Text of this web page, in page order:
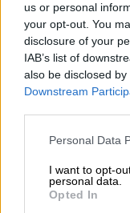
us or personal
your opt-out. You
disclosure of your
IAB’s list of
also be disclosed
Downstream
Please note that
not limited to your
grant or deny
use your data for
Personal Data
I want to opt-
personal data.
Opted In
Ο Ιταλός
κατηγορείται
εκατ. ευρώ
την πρώτη
Μερένχες.
την
υπόθεση, όμως
καθώς δεν